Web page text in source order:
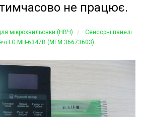
тимчасово не працює.
мікрохвильовки (НВЧ)
Сенсорні панелі
LG MH-6347B (MFM 36673603)